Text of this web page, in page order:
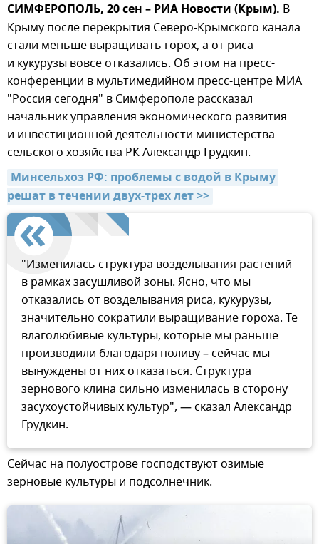
СИМФЕРОПОЛЬ, 20 сен – РИА Новости (Крым). В
Крыму после перекрытия Северо-Крымского канала
стали меньше выращивать горох, а от риса
и кукурузы вовсе отказались. Об этом на пресс-
конференции в мультимедийном пресс-центре МИА
"Россия сегодня" в Симферополе рассказал
начальник управления экономического развития
и инвестиционной деятельности министерства
сельского хозяйства РК Александр Грудкин.
Минсельхоз РФ: проблемы с водой в Крыму
решат в течении двух-трех лет >>
"Изменилась структура возделывания растений
в рамках засушливой зоны. Ясно, что мы
отказались от возделывания риса, кукурузы,
значительно сократили выращивание гороха. Те
влаголюбивые культуры, которые мы раньше
производили благодаря поливу – сейчас мы
вынуждены от них отказаться. Структура
зернового клина сильно изменилась в сторону
засухоустойчивых культур", — сказал Александр
Грудкин.
Сейчас на полуострове господствуют озимые
зерновые культуры и подсолнечник.